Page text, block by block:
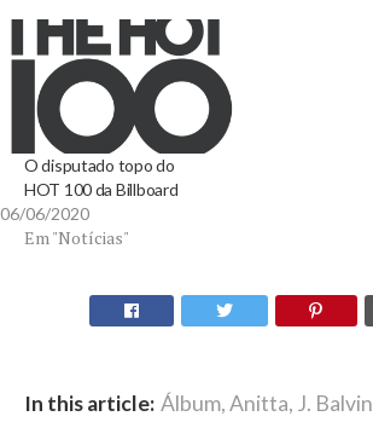
O disputado topo do
HOT 100 da Billboard
06/06/2020
Em "Notícias"
In this article: Álbum,Anitta, J. Balvin